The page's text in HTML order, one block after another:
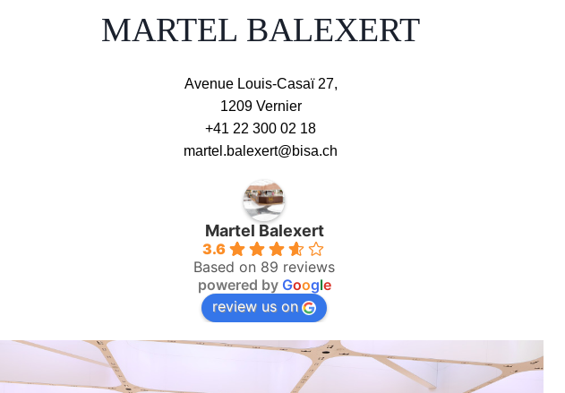
MARTEL BALEXERT
Avenue Louis-Casaï 27,
1209 Vernier
+41 22 300 02 18
martel.balexert@bisa.ch​
Martel Balexert
3.6
Based on 89 reviews
powered by Google
review us on